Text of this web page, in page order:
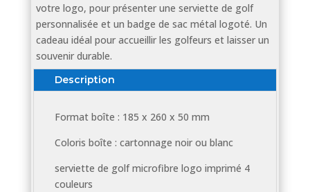
votre logo, pour présenter une serviette de golf
personnalisée et un badge de sac métal logoté. Un
cadeau idéal pour accueillir les golfeurs et laisser un
souvenir durable.
Description
Format boîte : 185 x 260 x 50 mm
Coloris boîte : cartonnage noir ou blanc
serviette de golf microfibre logo imprimé 4
couleurs